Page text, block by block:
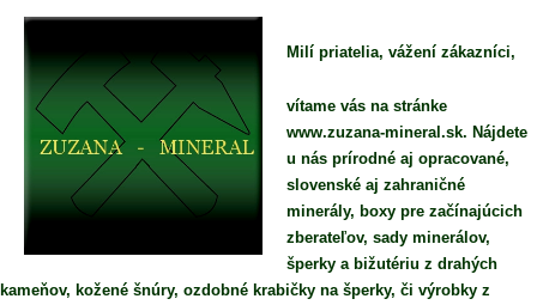
Milí priatelia, vážení zákazníci,
vítame vás na stránke
www.zuzana-mineral.sk. Nájdete
u nás prírodné aj opracované,
slovenské aj zahraničné
minerály, boxy pre začínajúcich
zberateľov, sady minerálov,
šperky a bižutériu z drahých
kameňov, kožené šnúry, ozdobné krabičky na šperky, či výrobky z